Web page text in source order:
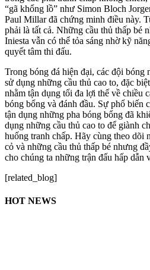
“gã khổng lồ” như Simon Bloch
Paul Millar đã chứng minh điều này.
phải là tất cả. Những cầu thủ thấp bé
Iniesta vẫn có thể tỏa sáng nhờ kỹ
quyết tâm thi đấu.
Trong bóng đá hiện đại, các đội bóng
sử dụng những cầu thủ cao to, đặc
nhằm tận dụng tối đa lợi thế về chiều
bóng bổng và đánh đầu. Sự phổ biến
tận dụng những pha bóng bổng đã
dụng những cầu thủ cao to để giành
huống tranh chấp. Hãy cùng theo dõi
cỏ và những cầu thủ thấp bé nhưng
cho chúng ta những trận đấu hấp dẫn
[related_blog]
HOT NEWS